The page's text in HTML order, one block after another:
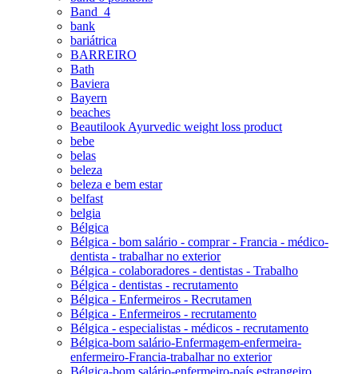
Band_4
bank
bariátrica
BARREIRO
Bath
Baviera
Bayern
beaches
Beautilook Ayurvedic weight loss product
bebe
belas
beleza
beleza e bem estar
belfast
belgia
Bélgica
Bélgica - bom salário - comprar - Francia - médico-
dentista - trabalhar no exterior
Bélgica - colaboradores - dentistas - Trabalho
Bélgica - dentistas - recrutamento
Bélgica - Enfermeiros - Recrutamen
Bélgica - Enfermeiros - recrutamento
Bélgica - especialistas - médicos - recrutamento
Bélgica-bom salário-Enfermagem-enfermeira-
enfermeiro-Francia-trabalhar no exterior
Bélgica-bom salário-enfermeiro-país estrangeiro